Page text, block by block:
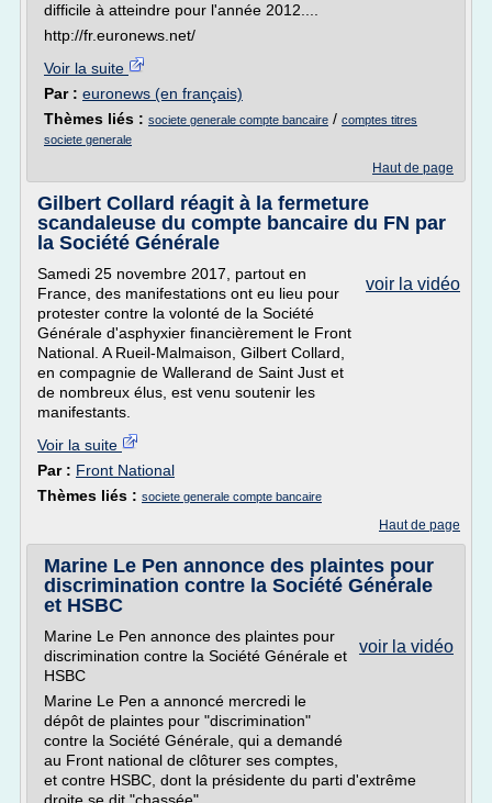
difficile à atteindre pour l'année 2012....
http://fr.euronews.net/
Voir la suite
Par : euronews (en français)
Thèmes liés : societe generale compte bancaire / comptes titres
societe generale
Haut de page
Gilbert Collard réagit à la fermeture
scandaleuse du compte bancaire du FN par
la Société Générale
voir la vidéo
Samedi 25 novembre 2017, partout en
France, des manifestations ont eu lieu pour
protester contre la volonté de la Société
Générale d'asphyxier financièrement le Front
National. A Rueil-Malmaison, Gilbert Collard,
en compagnie de Wallerand de Saint Just et
de nombreux élus, est venu soutenir les
manifestants.
Voir la suite
Par : Front National
Thèmes liés : societe generale compte bancaire
Haut de page
Marine Le Pen annonce des plaintes pour
discrimination contre la Société Générale
et HSBC
voir la vidéo
Marine Le Pen annonce des plaintes pour
discrimination contre la Société Générale et
HSBC
Marine Le Pen a annoncé mercredi le
dépôt de plaintes pour "discrimination"
contre la Société Générale, qui a demandé
au Front national de clôturer ses comptes,
et contre HSBC, dont la présidente du parti d'extrême